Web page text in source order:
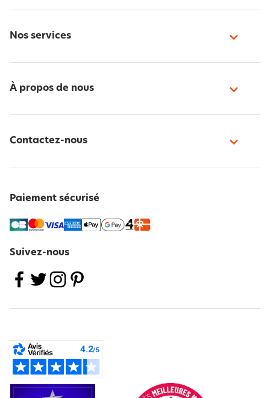
Nos services
À propos de nous
Contactez-nous
Paiement sécurisé
Suivez-nous